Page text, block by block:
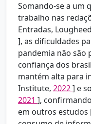
Somando-se a um
trabalho nas
Entradas,
], as dificuldades
pandemia não são
confiança dos
mantém alta para
Institute, 2022] e
2021 ],
em outros estudos